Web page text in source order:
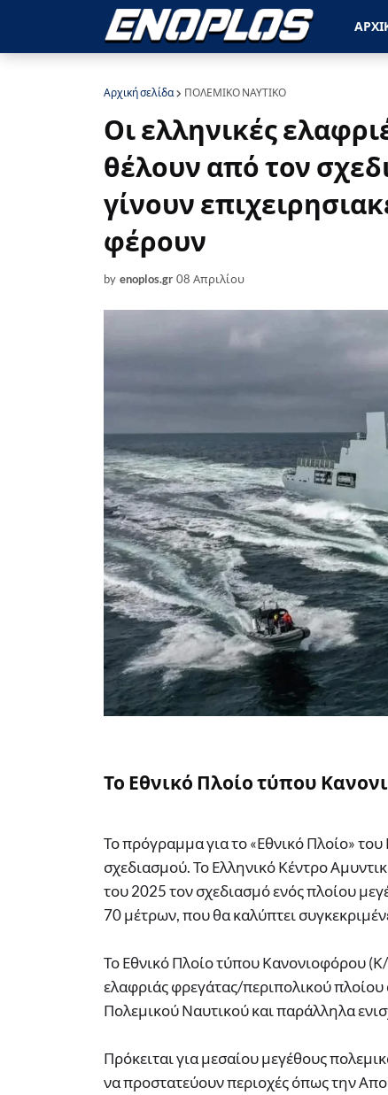
Αρχική σελίδα ΠΟΛΕΜΙΚΟ ΝΑΥΤΙΚΟ
Οι ελληνικές
θέλουν από τον
γίνουν
φέρουν
by enoplos.gr 08 Απριλίου
Το Εθνικό Πλοίο τύπου
​Το πρόγραμμα για το «Εθνικό Πλοίο»
σχεδιασμού. Το Ελληνικό Κέντρο
του 2025 τον σχεδιασμό ενός πλοίου
70 μέτρων, που θα καλύπτει
Το Εθνικό Πλοίο τύπου Κανονιοφόρου
ελαφριάς φρεγάτας/περιπολικού πλοίου
Πολεμικού Ναυτικού και παράλληλα
Πρόκειται για μεσαίου μεγέθους
να προστατεύουν περιοχές όπως την